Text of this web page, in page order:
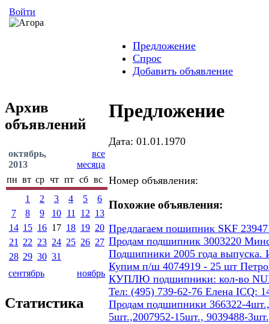
Войти
Предложение
Спрос
Добавить объявление
Архив
объявлений
октябрь,
2013
все
месяца
пн вт ср чт пт сб вс
1
2 3 4 5
6
7
8 9 10 11 12 13
14 15 16 17 18 19 20
21
22 23 24 25 26 27
28 29 30 31
сентябрь
ноябрь
Статистика
Предложение
Дата: 01.01.1970
Номер объявления:
Похожие объявления:
Предлагаем пошипник SKF
Продам подшипник 3003220
Подшипники 2005 года выпуска.
Купим п/ш 4074919 - 25 шт
КУПЛЮ подшипники: кол-во
Тел: (495) 739-62-76 Елена ICQ:
Продам подшипники 366322-
5шт.,2007952-15шт., 9039488-